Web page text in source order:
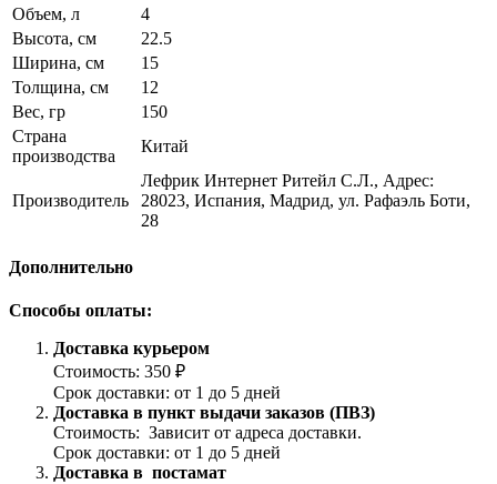
Объем, л
4
Высота, см
22.5
Ширина, см
15
Толщина, см
12
Вес, гр
150
Страна
производства
Китай
Производитель
Лефрик Интернет Ритейл С.Л., Адрес:
28023, Испания, Мадрид, ул. Рафаэль Боти,
28
Дополнительно
Способы оплаты:
Доставка курьером
Стоимость: 350 ₽
Срок доставки: от 1 до 5 дней
Доставка в пункт выдачи заказов (ПВЗ)
Стоимость: Зависит от адреса доставки.
Срок доставки: от 1 до 5 дней
Доставка в постамат